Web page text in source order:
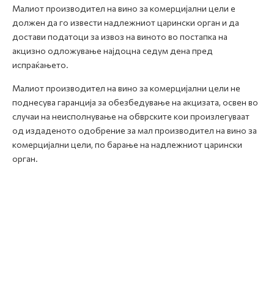
Малиот производител на вино за комерцијални цели е
должен да го извести надлежниот царински орган и да
достави податоци за извоз на виното во постапка на
акцизно одложување најдоцна седум дена пред
испраќањето.
Малиот производител на вино за комерцијални цели не
поднесува гаранција за обезбедување на акцизата, освен во
случаи на неисполнување на обврските кои произлегуваат
од издаденото одобрение за мал производител на вино за
комерцијални цели, по барање на надлежниот царински
орган.